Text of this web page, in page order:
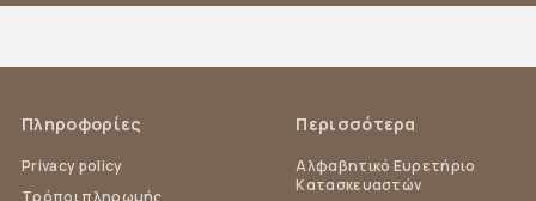
Πληροφορίες
Privacy policy
Περισσότερα
Αλφαβητικό Ευρετήριο
Κατασκευαστών